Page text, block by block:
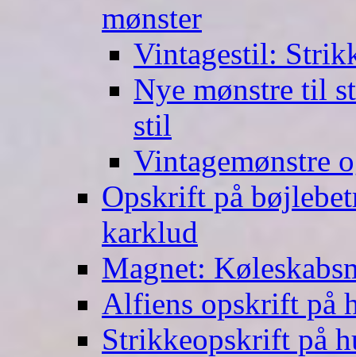
mønster
Vintagestil:
Nye mønstre til
stil
Vintagemønstre
Opskrift på
karklud
Magnet:
Alfiens opskrift på
Strikkeopskrift på